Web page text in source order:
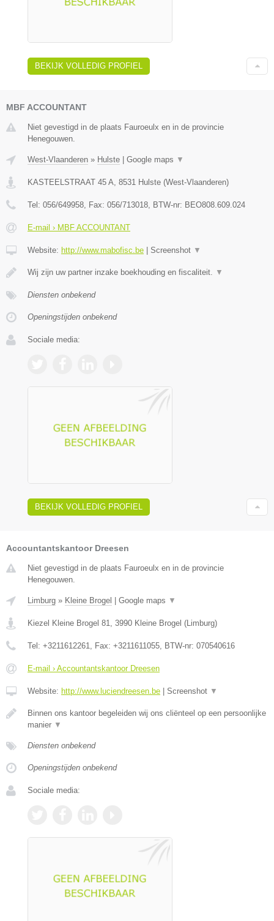
BEKIJK VOLLEDIG PROFIEL
MBF ACCOUNTANT
Niet gevestigd in de plaats Fauroeulx en in de provincie
Henegouwen.
West-Vlaanderen » Hulste Google maps ▼
KASTEELSTRAAT 45 A, 8531 Hulste (West-Vlaanderen)
Tel: 056/649958, Fax: 056/713018, BTW-nr: BEO808.609.024
E-mail › MBF ACCOUNTANT
Website: http://www.mabofisc.be Screenshot ▼
Wij zijn uw partner inzake boekhouding en fiscaliteit. ▼
Diensten onbekend
Openingstijden onbekend
Sociale media:
BEKIJK VOLLEDIG PROFIEL
Accountantskantoor Dreesen
Niet gevestigd in de plaats Fauroeulx en in de provincie
Henegouwen.
Limburg » Kleine Brogel Google maps ▼
Kiezel Kleine Brogel 81 3990 Kleine Brogel ( Limburg)
Tel: +3211612261 , Fax: +3211611055 , BTW-nr: 070540616
E-mail › Accountantskantoor Dreesen
Website: http://www.luciendreesen.be Screenshot ▼
Binnen ons kantoor begeleiden wij ons cliënteel op een persoonlijke
manier ▼
Diensten onbekend
Openingstijden onbekend
Sociale media: